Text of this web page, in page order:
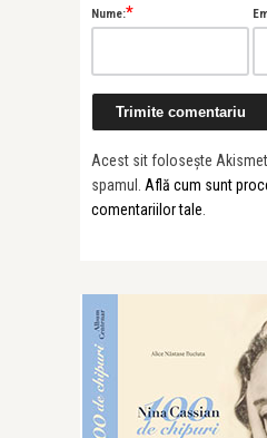
Nume:*
Acest sit folosește
spamul. Află cum sunt
comentariilor tale